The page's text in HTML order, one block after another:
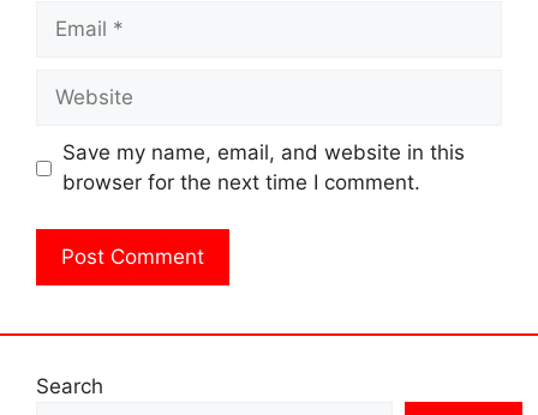
Email
Website
Save my name, email, and website in this
browser for the next time I comment.
Search